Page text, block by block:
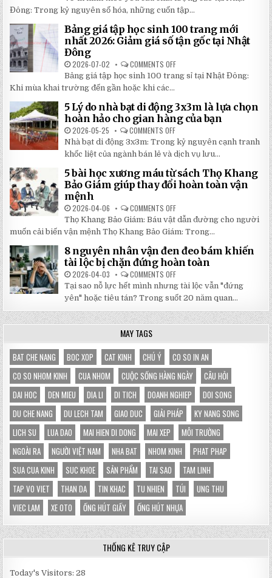
LẮP
ĐẶT
ĐÁNG
ĐẦU
NHẤT
2026
ĐỂ
HOÀN
VỞ
IN
HÌNH
YÊU
CHẤT
LƯỢNG
RẺ
TẠI
NHẬT
ĐÔNG
Đông: Trong kỷ nguyên số hóa, những cuốn tập...
Bảng giá tập học sinh 100 trang mới
nhất 2026: Giảm giá số tận gốc tại Nhật
Đông
2026-07-02 COMMENTS OFF
BẢNG
GIÁ
100
TRANG
MỚI
2026:
GIẢM
GIÁ
SỐ
TẬN
GỐC
TẠI
NHẬT
Bảng giá tập học sinh 100 trang sỉ tại Nhật Đông:
Khi mùa khai trường đến gần hoặc khi các...
5 Lý do nhà bạt di động 3x3m là lựa chọn
hoàn hảo cho gian hàng của bạn
2026-05-25 COMMENTS OFF
5
LÝ
DO
NHÀ
BẠT
DI
ĐỘNG
3X3M
LỰA
HOÀN
HẢO
CHO
HÀNG
CỦA
BẠN
Nhà bạt di động 3x3m: Trong kỷ nguyên cạnh tranh
khốc liệt của ngành bán lẻ và dịch vụ lưu...
5 bài học xương máu từ sách Thọ Khang
Bảo Giám giúp thay đổi hoàn toàn vận
mệnh
2026-04-06 COMMENTS OFF
5
BÀI
HỌC
XƯƠNG
MÁU
TỪ
SÁCH
THỌ
BẢO
GIÁM
GIÚP
THAY
ĐỔI
HOÀN
TOÀN
Thọ Khang Bảo Giám: Báu vật dẫn đường cho người
muốn cải biến vận mệnh Thọ Khang Bảo Giám: Trong...
8 nguyên nhân vận đen đeo bám khiến
tài lộc bị chặn đứng hoàn toàn
2026-04-03 COMMENTS OFF
NGUYÊN
NHÂN
VẬN
ĐEN
ĐEO
BÁM
LỘC
BỊ
CHẶN
ĐỨNG
HOÀN
TOÀN
Tại sao nỗ lực hết mình nhưng tài lộc vẫn "đứng
yên" hoặc tiêu tán? Trong suốt 20 năm quan...
MAY TAGS
BAT CHE NANG BOC XOP CAT KINH CHÚ Ý
CO SO IN AN
CO SO NHOM KINH
CUA NHOM CUỘC SỐNG HÀNG NGÀY
CÂU HỎI
DAI HOC
DEN MIEU DIA LI DI TICH DOANH NGHIEP
DOI SONG
DU CHE NANG
DU LECH TAM GIAO DUC GIẢI PHÁP
KY NANG SONG
LICH SU
LUA DAO MAI HIEN DI DONG MAI XEP
MÔI TRƯỜNG
NGOÀI RA
NGƯỜI VIỆT NAM NHA BAT NHOM KINH
PHAT PHAP
SUA CUA KINH
SUC KHOE SẢN PHẨM TAI SAO
TAM LINH
TAP VO VIET
THAN DA TIN KHAC TU NHIEN TÚI
UNG THU
VIEC LAM
XE OTO ỐNG HÚT GIẤY ỐNG HÚT NHỰA
THỐNG KÊ TRUY CẬP
Today's Visitors:28